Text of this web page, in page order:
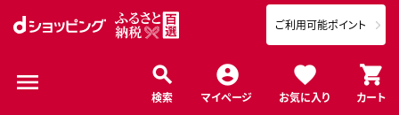
検索 マイページ お気に入り カート
ご利用可能ポイント